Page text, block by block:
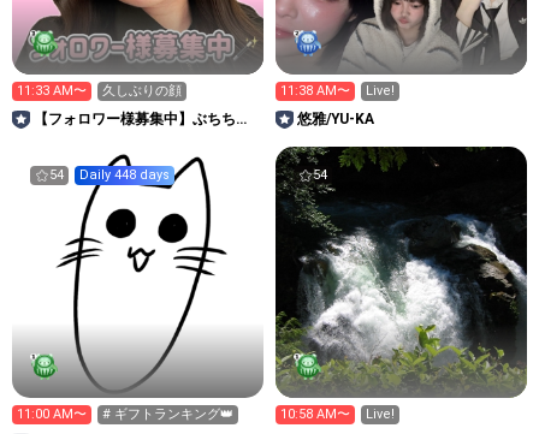
11:33 AM〜 久しぶりの顔
【フォロワー様募集中】ぶちちゃ
11:38 AM〜 Live!
悠雅/YU‐KA
54 Daily 448 days
11:00 AM〜 # ギフトランキング👑
54
10:58 AM〜 Live!